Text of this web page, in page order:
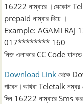
16222 নাম্বারে ।যেকোন
prepaid নাম্বার দিয়ে ।
Example: AGAMI RAJ
017******** 160
নিজ এলাকার CC Code যানতে
Download Link থেকে
পাবেন।আথবা Teletalk
দিন 16222 নাম্বারে Sms